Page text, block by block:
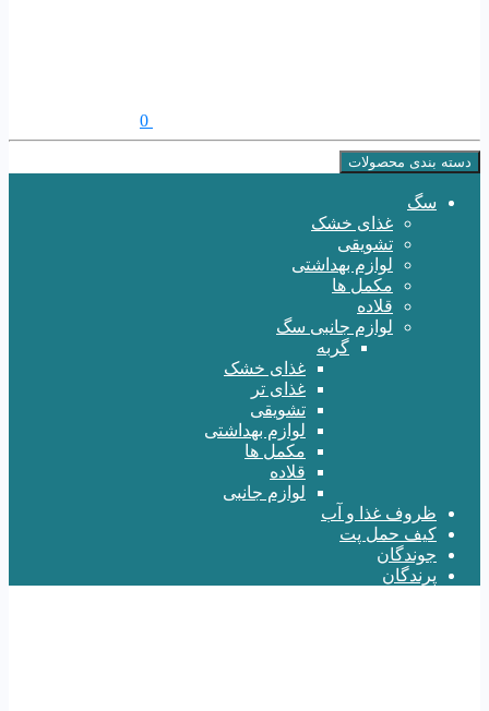
0
دسته بندی محصولات
سگ
غذای خشک
تشویقی
لوازم بهداشتی
مکمل ها
قلاده
لوازم جانبی سگ
گربه
غذای خشک
غذای تر
تشویقی
لوازم بهداشتی
مکمل ها
قلاده
لوازم جانبی
ظروف غذا و آب
کیف حمل پت
جوندگان
پرندگان